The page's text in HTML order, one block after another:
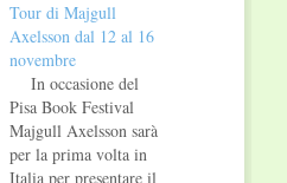
Tour di Majgull
Axelsson dal 12 al 16
novembre
In occasione del
Pisa Book Festival
Majgull Axelsson sarà
per la prima volta in
Italia per presentare il